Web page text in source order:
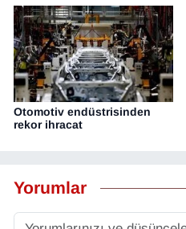
Otomotiv endüstrisinden
rekor ihracat
Yorumlar